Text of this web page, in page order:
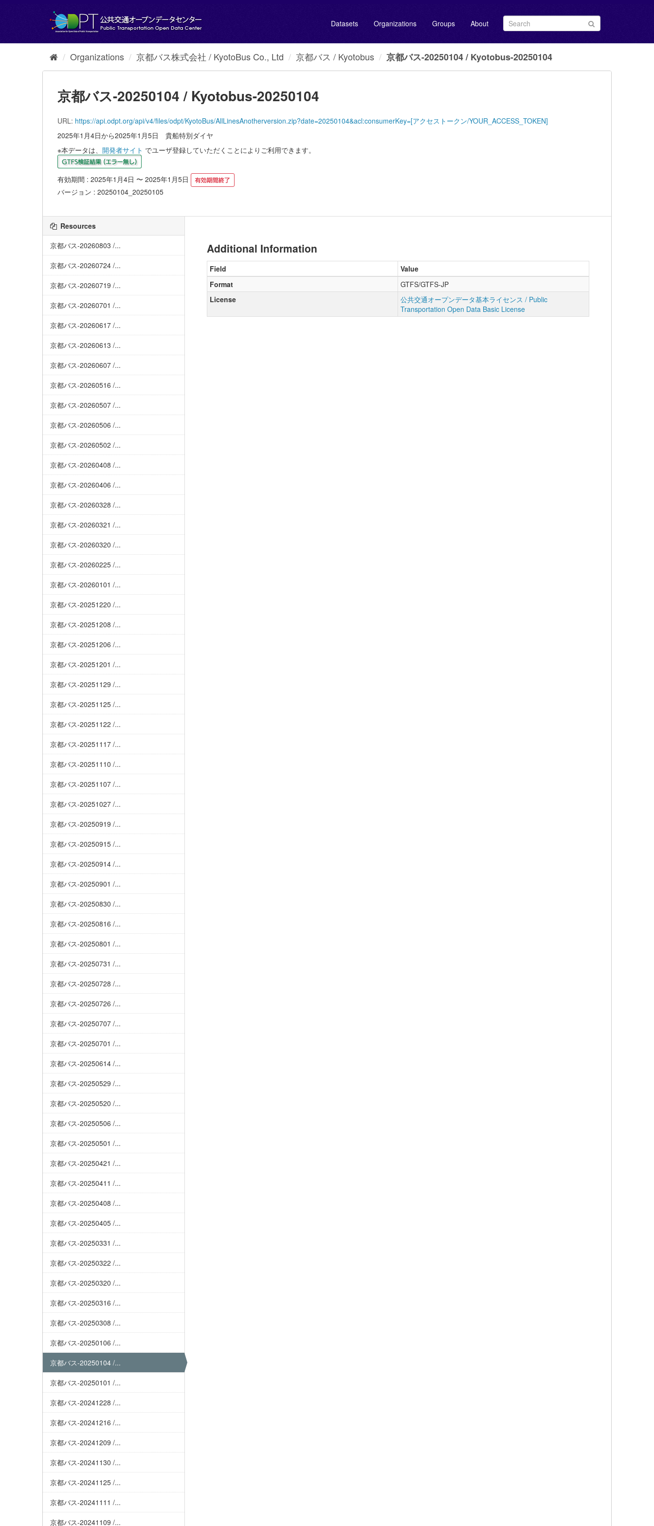
Datasets Organizations Groups About
Organizations 京都バス株式会社 / KyotoBus Co., Ltd 京都バス / Kyotobus 京都バス-20250104 / Kyotobus-20250104
京都バス-20250104 / Kyotobus-20250104
URL: https://api.odpt.org/api/v4/files/odpt/KyotoBus/AllLinesAnotherversion.zip?date=20250104&acl:consumerKey=[アクセストークン/YOUR_ACCESS_TOKEN]
2025年1月4日から2025年1月5日 貴船特別ダイヤ
※本データは、 開発者サイト でユーザ登録していただくことによりご利用できます。
有効期間 : 2025年1月4日 〜 2025年1月5日
バージョン : 20250104_20250105
Resources
京都バス-20260803 /...
京都バス-20260724 /...
京都バス-20260719 /...
京都バス-20260701 /...
京都バス-20260617 /...
京都バス-20260613 /...
京都バス-20260607 /...
京都バス-20260516 /...
京都バス-20260507 /...
京都バス-20260506 /...
京都バス-20260502 /...
京都バス-20260408 /...
京都バス-20260406 /...
京都バス-20260328 /...
京都バス-20260321 /...
京都バス-20260320 /...
京都バス-20260225 /...
京都バス-20260101 /...
京都バス-20251220 /...
京都バス-20251208 /...
京都バス-20251206 /...
京都バス-20251201 /...
京都バス-20251129 /...
京都バス-20251125 /...
京都バス-20251122 /...
京都バス-20251117 /...
京都バス-20251110 /...
京都バス-20251107 /...
京都バス-20251027 /...
京都バス-20250919 /...
京都バス-20250915 /...
京都バス-20250914 /...
京都バス-20250901 /...
京都バス-20250830 /...
京都バス-20250816 /...
京都バス-20250801 /...
京都バス-20250731 /...
京都バス-20250728 /...
京都バス-20250726 /...
京都バス-20250707 /...
京都バス-20250701 /...
京都バス-20250614 /...
京都バス-20250529 /...
京都バス-20250520 /...
京都バス-20250506 /...
京都バス-20250501 /...
京都バス-20250421 /...
京都バス-20250411 /...
京都バス-20250408 /...
京都バス-20250405 /...
京都バス-20250331 /...
京都バス-20250322 /...
京都バス-20250320 /...
京都バス-20250316 /...
京都バス-20250308 /...
京都バス-20250106 /...
京都バス-20250104 /...
京都バス-20250101 /...
京都バス-20241228 /...
京都バス-20241216 /...
京都バス-20241209 /...
京都バス-20241130 /...
京都バス-20241125 /...
京都バス-20241111 /...
京都バス-20241109 /...
Additional Information
Field
Value
Format
GTFS/GTFS-JP
License
公共交通オープンデータ基本ライセンス / Public
Transportation Open Data Basic License